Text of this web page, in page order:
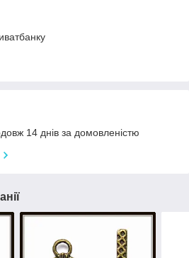
14 днів за домовленістю